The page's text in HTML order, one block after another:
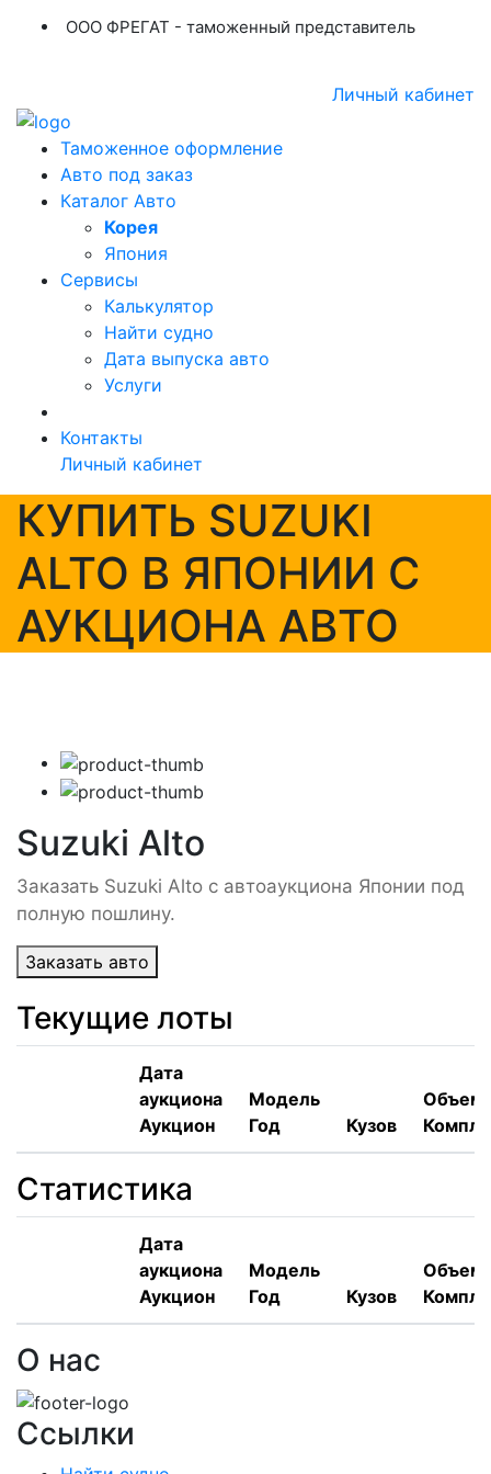
ООО ФРЕГАТ - таможенный представитель
Личный кабинет
Таможенное оформление
Авто под заказ
Каталог Авто
Корея
Япония
Сервисы
Калькулятор
Найти судно
Дата выпуска авто
Услуги
Контакты
Личный кабинет
КУПИТЬ SUZUKI
ALTO В ЯПОНИИ С
АУКЦИОНА АВТО
Suzuki Alto
Заказать Suzuki Alto с автоаукциона Японии под
полную пошлину.
Заказать авто
Текущие лоты
Дата
аукциона
Аукцион
Модель
Год
Кузов
Объем,
Статистика
Дата
аукциона
Аукцион
Модель
Год
Кузов
Объем,
О нас
Ссылки